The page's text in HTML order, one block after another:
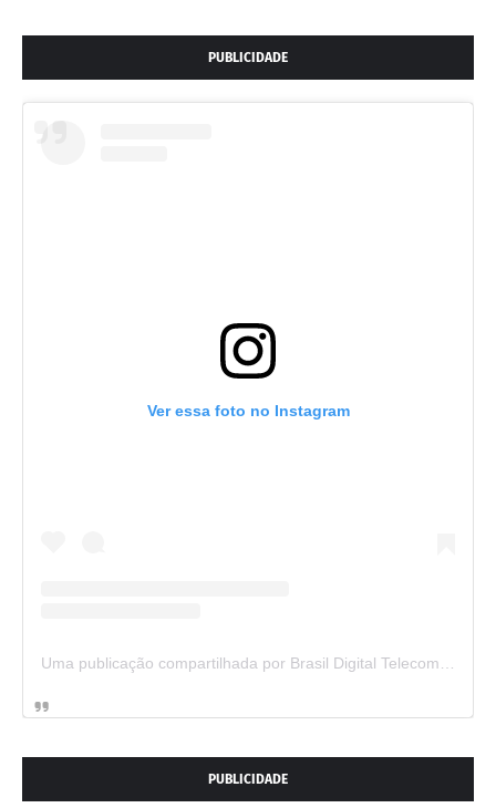
PUBLICIDADE
Ver essa foto no Instagram
PUBLICIDADE